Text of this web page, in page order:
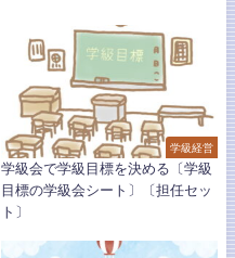
学級経営
学級会で学級目標を決める〔学級
目標の学級会シート〕〔担任セッ
ト〕